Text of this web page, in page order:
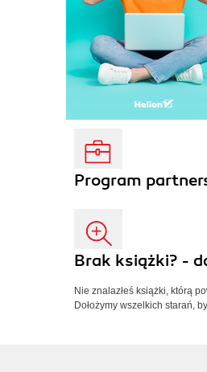
Program
Brak książki? -
Nie znalazłeś książki, którą
Dołożymy wszelkich starań,